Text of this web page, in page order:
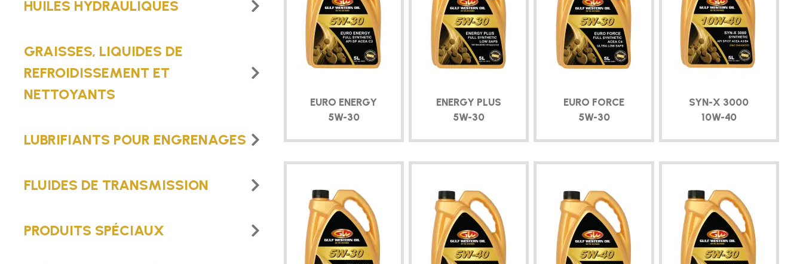
HUILES HYDRAULIQUES
GRAISSES, LIQUIDES DE
REFROIDISSEMENT ET
NETTOYANTS
LUBRIFIANTS POUR ENGRENAGES
FLUIDES DE TRANSMISSION
PRODUITS SPÉCIAUX
EURO ENERGY
5W-30
ENERGY PLUS
5W-30
EURO FORCE
5W-30
SYN-X 3000
10W-40